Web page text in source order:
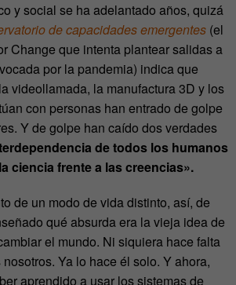
y social se ha adelantado años, quizá
de capacidades emergentes(el
Change que intenta plantear salidas a
por la pandemia) indica que
videollamada, la manufactura 3D y los
con personas han entrado de golpe
Y de golpe han caído dos verdades
de todos los humanos
ciencia frente a las creencias».
de un modo de vida distinto, así, de
qué absurda era la vieja idea de
el mundo. Ni siquiera hace falta
Ya lo hace él solo. Y ahora,
aprendido a usar los sistemas de